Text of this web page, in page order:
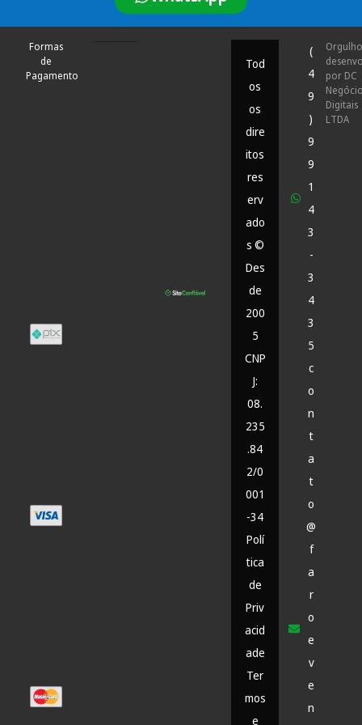
Formas
de
Pagamento
Tod
os
os
dire
itos
res
erv
ado
s ©
Des
de
200
5
CNP
J:
08.
235
.84
2/0
001
-34
Polí
tica
de
Priv
acid
ade
Ter
mos
e
(
4
9
)
9
9
1
4
3
-
3
4
3
5
c
o
n
t
a
t
o
@
f
a
r
o
e
v
e
n
por DC
Digitais
LTDA